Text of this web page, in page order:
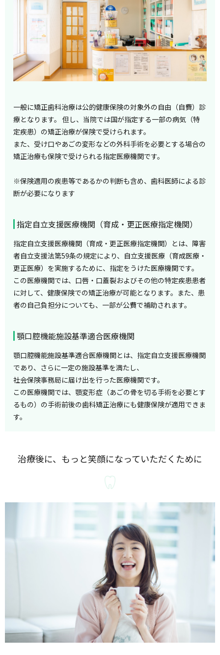
一般に矯正歯科治療は公的健康保険の対象外の自由（自費）診
療となります。 但し、当院では国が指定する一部の病気（特
定疾患）の矯正治療が保険で受けられます。
また、受け口やあごの変形などの外科手術を必要とする場合の
矯正治療も保険で受けられる指定医療機関です。
※保険適用の疾患等であるかの判断も含め、歯科医師による診
断が必要になります
指定自立支援医療機関（育成・更正医療指定機関）
指定自立支援医療機関（育成・更正医療指定機関）とは、障害
者自立支援法第59条の規定により、自立支援医療（育成医療・
更正医療）を実施するために、指定をうけた医療機関です。
この医療機関では、口唇・口蓋裂およびその他の特定疾患患者
に対して、健康保険での矯正治療が可能となります。また、患
者の自己負担分についても、一部が公費で補助されます。
顎口腔機能施設基準適合医療機関
顎口腔機能施設基準適合医療機関とは、指定自立支援医療機関
であり、さらに一定の施設基準を満たし、
社会保険事務局に届け出を行った医療機関です。
この医療機関では、顎変形症（あごの骨を切る手術を必要とす
るもの）の手術前後の歯科矯正治療にも健康保険が適用できま
す。
治療後に、もっと笑顔になっていただくために